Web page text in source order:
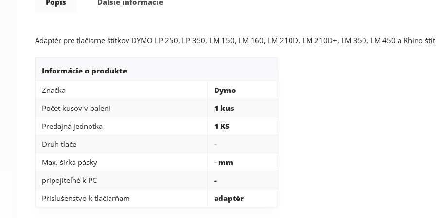
Popis Ďalšie informácie
Adaptér pre tlačiarne štítkov DYMO LP 250, LP 350, LM 150, LM 160, LM 210D, LM 210D+, LM 350, LM 450 a Rhino
Informácie o produkte
Značka
Dymo
Počet kusov v balení
1 kus
Predajná jednotka
1 KS
Druh tlače
-
Max. šírka pásky
- mm
pripojiteľné k PC
-
Príslušenstvo k tlačiarňam
adaptér